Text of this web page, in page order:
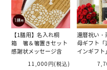
【1膳用】名入れ桐
箱 箸＆箸置きセット
感謝状メッセージ含
11,000円(税込)
還暦祝い・
母ギフト「
インギフト」